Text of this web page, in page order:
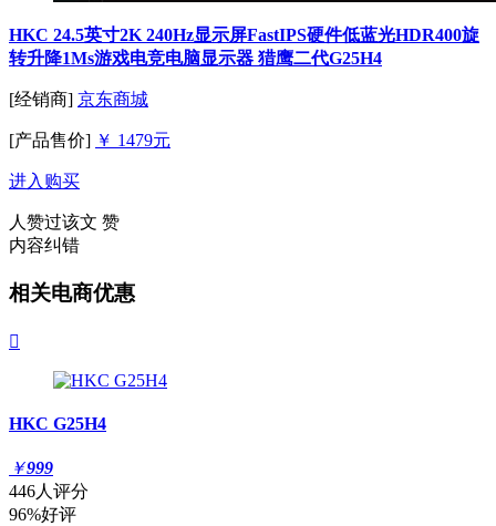
HKC 24.5英寸2K 240Hz显示屏FastIPS硬件低蓝光HDR400旋
转升降1Ms游戏电竞电脑显示器 猎鹰二代G25H4
[经销商] 京东商城
[产品售价] ￥ 1479元
进入购买
人赞过该文 赞
内容纠错
相关电商优惠

HKC G25H4
￥999
446人评分
96%好评